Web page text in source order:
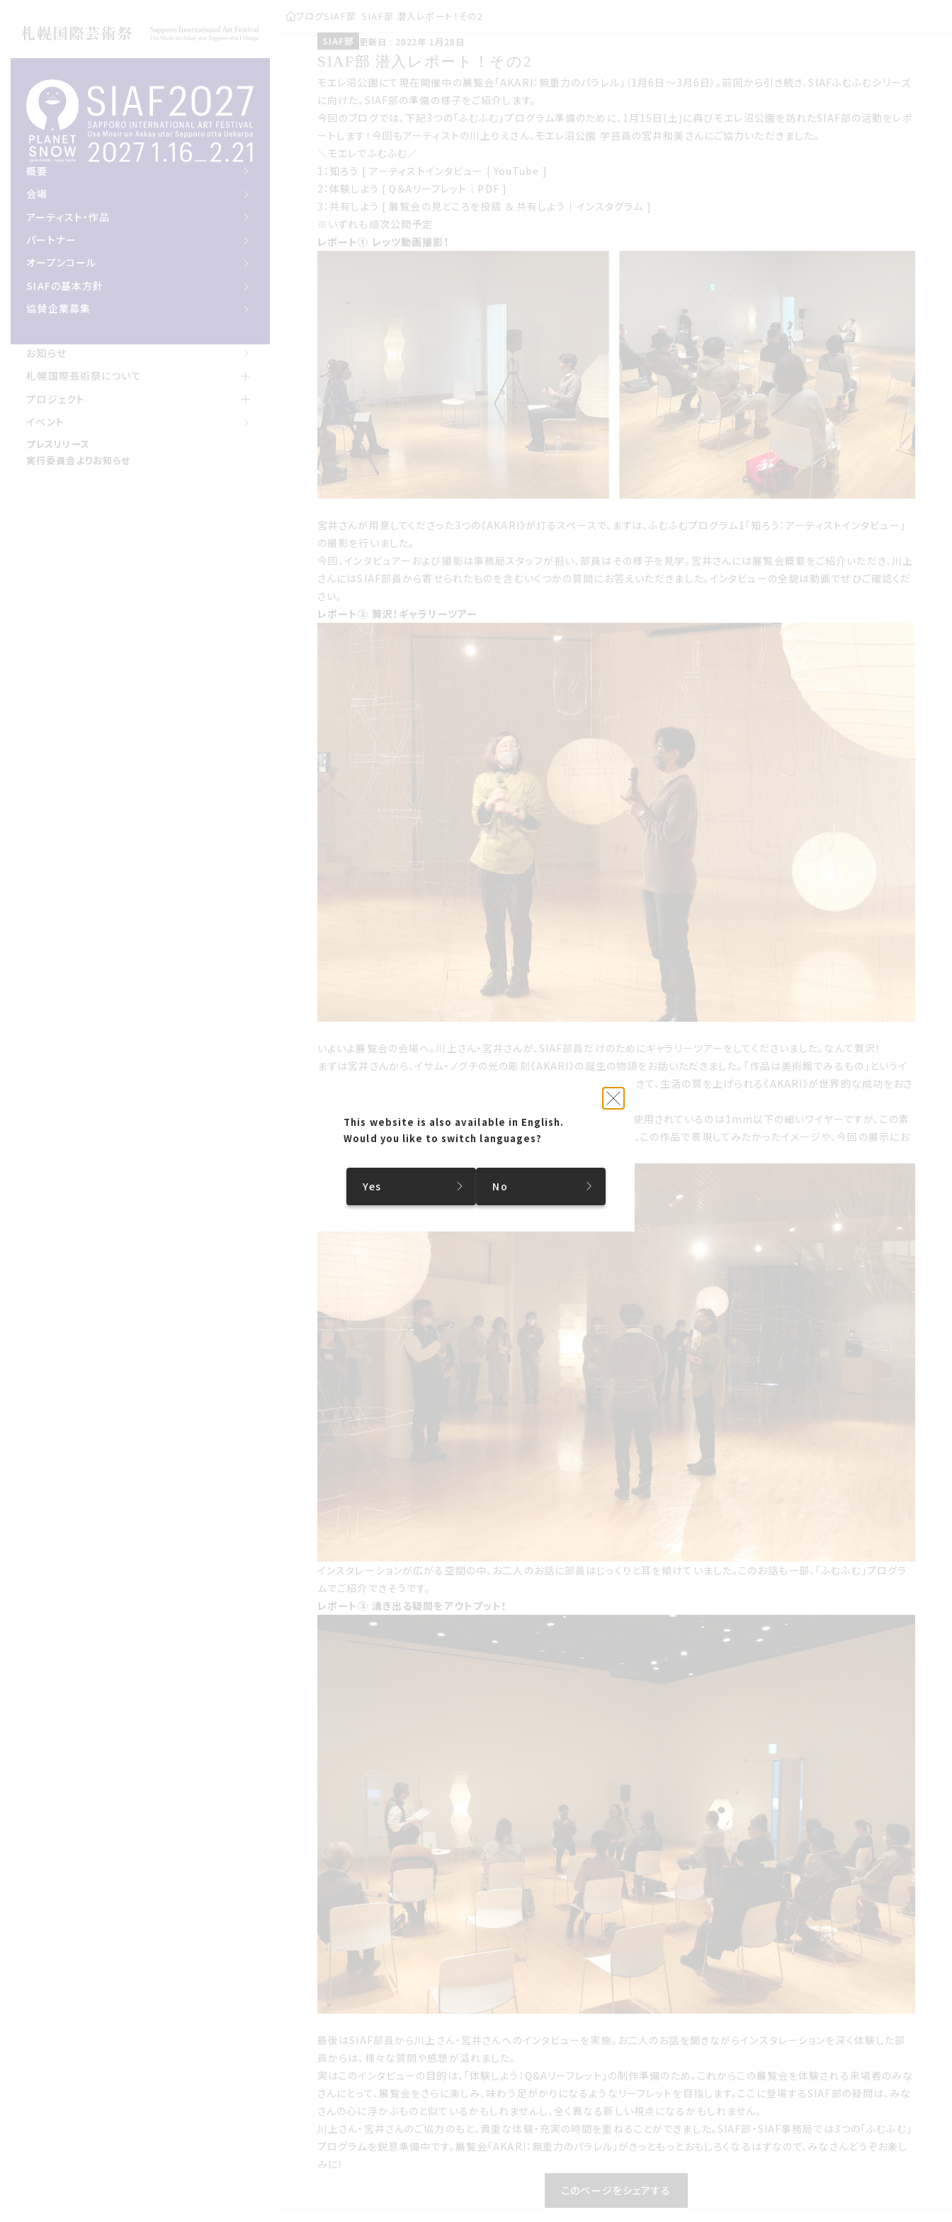
This website is also available in English.
Would you like to switch languages?
Yes No
概要
概要
会場
会場
アーティスト作品
アーティスト・作品
パートナー
パートナー
オープンコール
オープンコール
サイアフの基本方針
SIAFの基本方針
協賛企業募集
協賛企業募集
お知らせ
お知らせ
札幌国際げいじゅつさいについて
札幌国際芸術祭について
プロジェクト
プロジェクト
イベント
イベント
プレスリリース
プレスリリース
実行委員会よりお知らせ
実行委員会よりお知らせ
ブログSIAF部 SIAF部 潜入レポート！その2
サイアフ
部
SIAF部 こうしんび 2022年 いちが
つ28日
更新日 : 2022年 1月28日
サイアフ部 潜入レポートその2
SIAF部 潜入レポート！その2
モエレ沼公園にて現在開催中の展覧会「AKARI：無重力のパラレル 」（1月6日〜3月6日）。 前回 から引き続き、SIAFふむふむシリーズ
に向けた、SIAF部の準備の様子をご紹介します。
今回のブログでは、下記3つの「ふむふむ」プログラム準備のために、1月15日(土)に再びモエレ沼公園を訪れたSIAF部の活動をレポ
ートします！今回もアーティストの川上りえさん、モエレ沼公園 学芸員の宮井和美さんにご協力いただきました。
＼ モエレでふむふむ ／
1：知ろう [ アーティストインタビュー | YouTube ]
2：体験しよう [ Q＆Aリーフレット｜PDF ]
3：共有しよう [ 展覧会の見どころを投稿 ＆ 共有しよう｜インスタグラム ]
※いずれも順次公開予定
レポート① レッツ動画撮影！
宮井さんが用意してくださった3つの《AKARI》が灯るスペースで、まずは、ふむふむプログラム1「知ろう：アーティストインタビュー」
の撮影を行いました。
今回、インタビュアーおよび撮影は事務局スタッフが担い、部員はその様子を見学。宮井さんには展覧会概要をご紹介いただき、川上
さんにはSIAF部員から寄せられたものを含むいくつかの質問にお答えいただきました。インタビューの全貌は動画でぜひご確認くだ
さい。
レポート② 贅沢！ギャラリーツアー
いよいよ展覧会の会場へ。川上さん・宮井さんが、SIAF部員だけのためにギャラリーツアーをしてくださいました。なんて贅沢！
まずは宮井さんから、イサム・ノグチの光の彫刻《AKARI》の誕生の物語をお話いただきました。「作品は美術館でみるもの」というイ
メージもある中で、安価なプロダクトとして誰でも手に入れることができて、生活の質を上げられる《AKARI》が世界的な成功をおさ
めたことは、ノグチにとって、とても大きな意味があったそうです。
そして川上さんからは、展示作品《Zero Gravity》のお話。この作品で使用されているのは1mm以下の細いワイヤーですが、この素
材を選んだ理由や、素材ゆえの制作過程の難しさを伺いました。さらに、この作品で表現してみたかったイメージや、今回の展示にお
インスタレーションが広がる空間の中、お二人のお話に部員はじっくりと耳を傾けていました。このお話も一部、「ふむふむ」プログラ
ムでご紹介できそうです。
レポート③ 湧き出る疑問をアウトプット！
最後はSIAF部員から川上さん・宮井さんへのインタビューを実施。お二人のお話を聞きながらインスタレーションを深く体験した部
員からは、様々な質問や感想が溢れました。
実はこのインタビューの目的は、「体験しよう：Q&Aリーフレット」の制作準備のため。これからこの展覧会を体験される来場者のみな
さんにとって、展覧会をさらに楽しみ、味わう足がかりになるようなリーフレットを目指します。ここに登場するSIAF部の疑問は、みな
さんの心に浮かぶものと似ているかもしれませんし、全く異なる新しい視点になるかもしれません。
川上さん・宮井さんのご協力のもと、貴重な体験・充実の時間を重ねることができました。SIAF部・SIAF事務局では3つの「ふむふむ」
プログラムを鋭意準備中です。展覧会「AKARI：無重力のパラレル」がきっともっとおもしろくなるはずなので、みなさんどうぞお楽し
みに！
このページをシェアする